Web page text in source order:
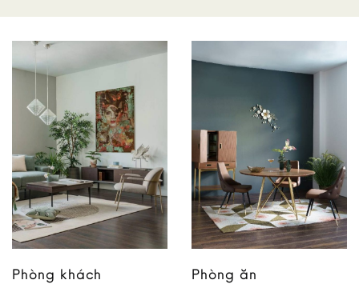
Phòng khách Phòng ăn